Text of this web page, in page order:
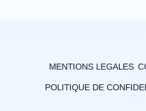
MENTIONS LEGALES
POLITIQUE DE